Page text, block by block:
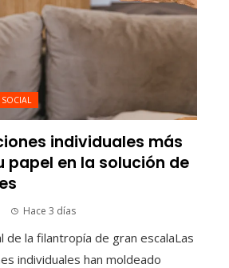
individuales más
papel en la solución de
Hace 3 días
de la filantropía de gran escalaLas
individuales han moldeado